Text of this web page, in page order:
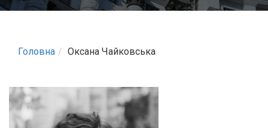
Головна Оксана Чайковська